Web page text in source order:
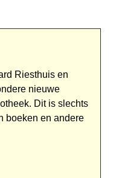
Riesthuis en
nieuwe
Dit is slechts
boeken en andere